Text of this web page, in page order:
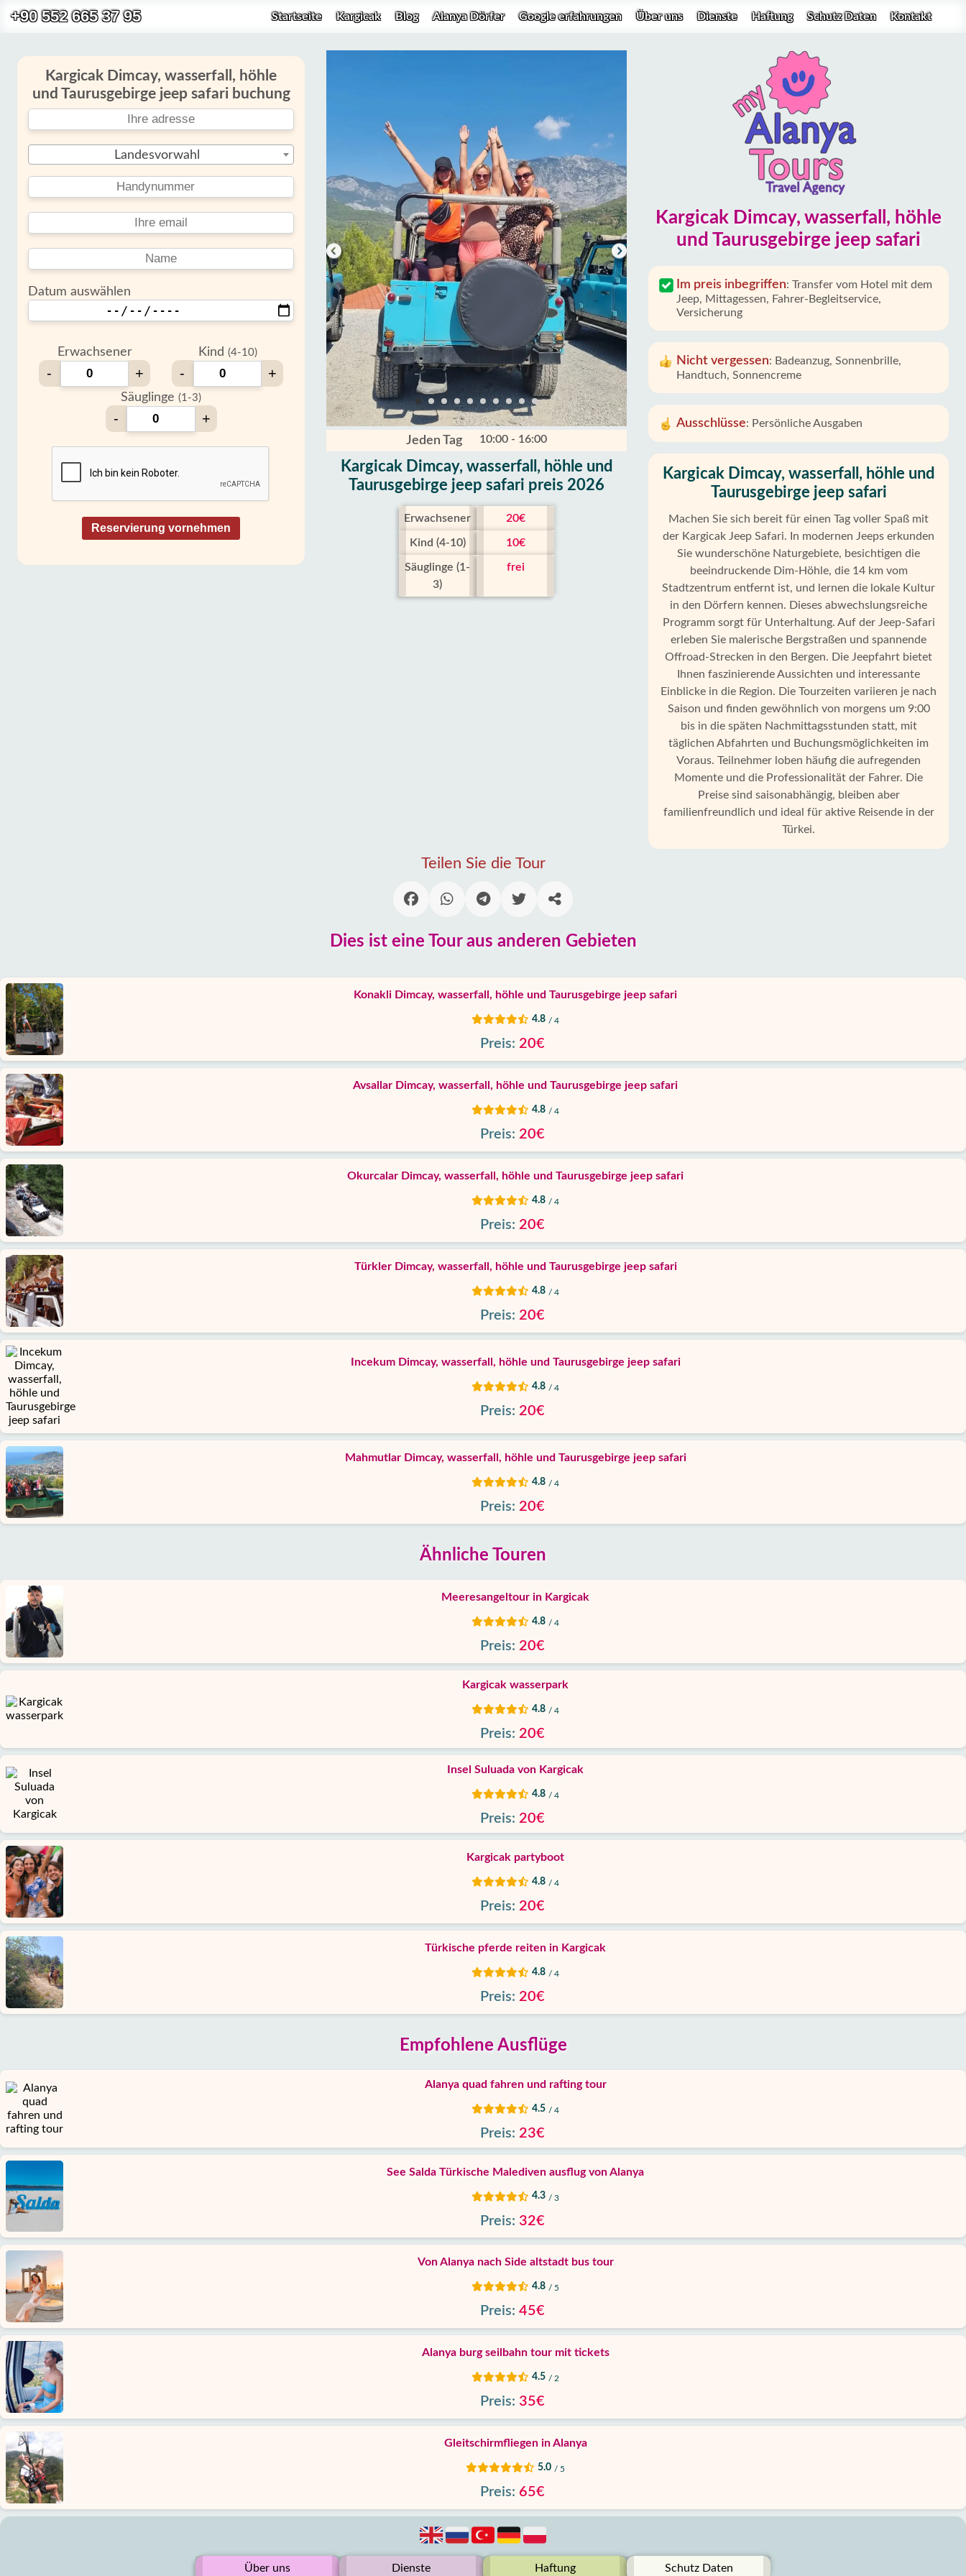
+90 552 665 37 95 Startseite Kargicak Blog Alanya Dörfer Google erfahrungen Über uns Dienste Haftung Schutz Daten Kontakt
Startseite
Kargicak
Alanya
Dörfer
Blog
Google
erfahrungen
Über
uns
Dienste
Haftung
Schutz
Daten
Kargicak Dimcay, wasserfall, höhle
und Taurusgebirge jeep safari
Im preis inbegriffen: Transfer vom Hotel mit dem
Jeep, Mittagessen, Fahrer-Begleitservice,
Versicherung
Nicht vergessen: Badeanzug, Sonnenbrille,
Handtuch, Sonnencreme
Ausschlüsse: Persönliche Ausgaben
Kargicak Dimcay, wasserfall, höhle und
Taurusgebirge jeep safari
Machen Sie sich bereit für einen Tag voller Spaß mit
der Kargicak Jeep Safari. In modernen Jeeps erkunden
Sie wunderschöne Naturgebiete, besichtigen die
beeindruckende Dim-Höhle, die 14 km vom
Stadtzentrum entfernt ist, und lernen die lokale Kultur
in den Dörfern kennen. Dieses abwechslungsreiche
Programm sorgt für Unterhaltung. Auf der Jeep-Safari
erleben Sie malerische Bergstraßen und spannende
Offroad-Strecken in den Bergen. Die Jeepfahrt bietet
Ihnen faszinierende Aussichten und interessante
Einblicke in die Region. Die Tourzeiten variieren je nach
Saison und finden gewöhnlich von morgens um 9:00
bis in die späten Nachmittagsstunden statt, mit
täglichen Abfahrten und Buchungsmöglichkeiten im
Voraus. Teilnehmer loben häufig die aufregenden
Momente und die Professionalität der Fahrer. Die
Preise sind saisonabhängig, bleiben aber
familienfreundlich und ideal für aktive Reisende in der
Türkei.
Jeden Tag 10:00 - 16:00
Kargicak Dimcay, wasserfall, höhle und
Taurusgebirge jeep safari preis 2026
Erwachsener 20€
Kind (4-10) 10€
Säuglinge (1-
3)
frei
Kargicak Dimcay, wasserfall, höhle
und Taurusgebirge jeep safari buchung
Landesvorwahl
Datum auswählen
Erwachsener
- +
Kind (4-10)
- +
Säuglinge (1-3)
- +
Reservierung vornehmen
Teilen Sie die Tour
Dies ist eine Tour aus anderen Gebieten
Konakli Dimcay, wasserfall, höhle und Taurusgebirge jeep safari
4.8 / 4
Preis: 20€
Avsallar Dimcay, wasserfall, höhle und Taurusgebirge jeep safari
4.8 / 4
Preis: 20€
Okurcalar Dimcay, wasserfall, höhle und Taurusgebirge jeep safari
4.8 / 4
Preis: 20€
Türkler Dimcay, wasserfall, höhle und Taurusgebirge jeep safari
4.8 / 4
Preis: 20€
Incekum Dimcay, wasserfall, höhle und Taurusgebirge jeep safari
4.8 / 4
Preis: 20€
Mahmutlar Dimcay, wasserfall, höhle und Taurusgebirge jeep safari
4.8 / 4
Preis: 20€
Ähnliche Touren
Meeresangeltour in Kargicak
4.8 / 4
Preis: 20€
Kargicak wasserpark
4.8 / 4
Preis: 20€
Insel Suluada von Kargicak
4.8 / 4
Preis: 20€
Kargicak partyboot
4.8 / 4
Preis: 20€
Türkische pferde reiten in Kargicak
4.8 / 4
Preis: 20€
Empfohlene Ausflüge
Alanya quad fahren und rafting tour
4.5 / 4
Preis: 23€
See Salda Türkische Malediven ausflug von Alanya
4.3 / 3
Preis: 32€
Von Alanya nach Side altstadt bus tour
4.8 / 5
Preis: 45€
Alanya burg seilbahn tour mit tickets
4.5 / 2
Preis: 35€
Gleitschirmfliegen in Alanya
5.0 / 5
Preis: 65€
Über uns Dienste Haftung Schutz Daten